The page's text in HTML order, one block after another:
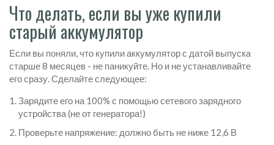
Что делать, если вы уже купили
старый аккумулятор
Если вы поняли, что купили аккумулятор с датой выпуска
старше 8 месяцев - не паникуйте. Но и не устанавливайте
его сразу. Сделайте следующее:
Зарядите его на 100% с помощью сетевого зарядного
устройства (не от генератора!)
Проверьте напряжение: должно быть не ниже 12,6 В